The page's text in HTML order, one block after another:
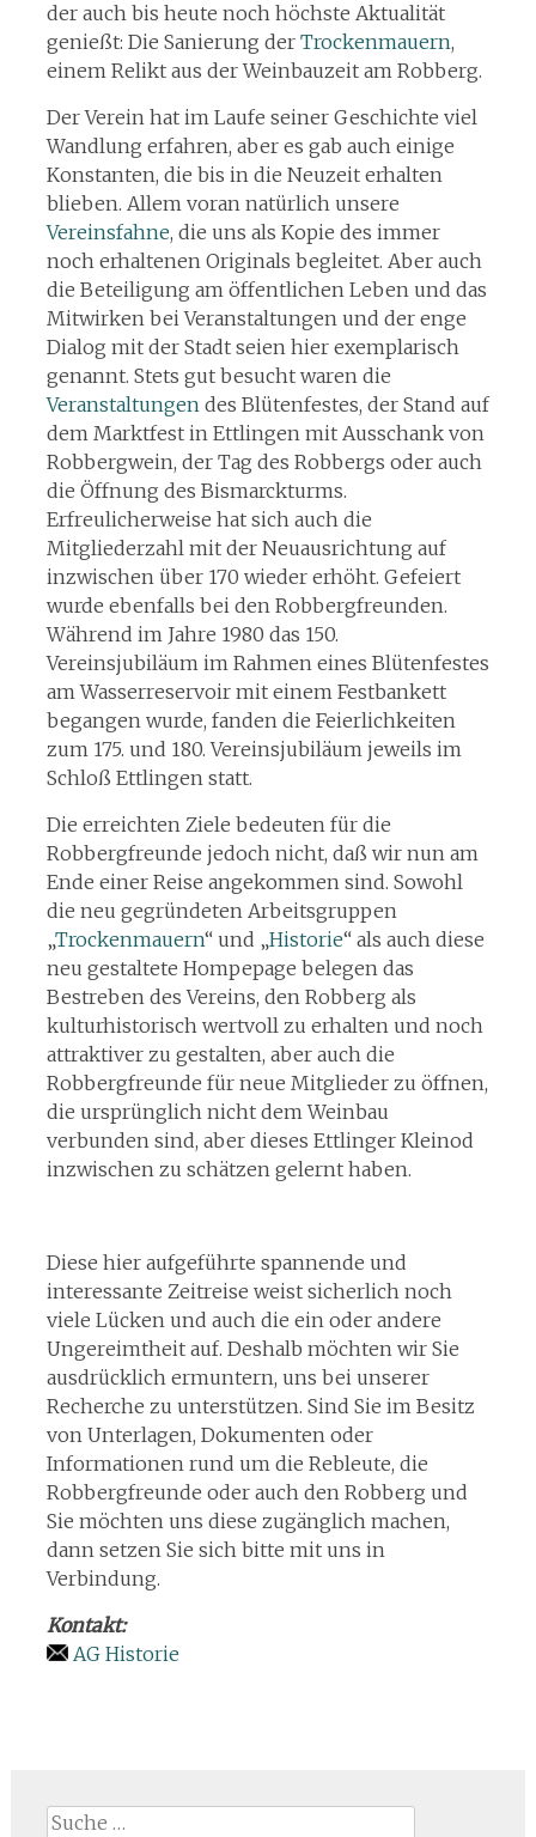
der auch bis heute noch höchste Aktualität
genießt: Die Sanierung der Trockenmauern,
einem Relikt aus der Weinbauzeit am Robberg.
Der Verein hat im Laufe seiner Geschichte viel
Wandlung erfahren, aber es gab auch einige
Konstanten, die bis in die Neuzeit erhalten
blieben. Allem voran natürlich unsere
Vereinsfahne, die uns als Kopie des immer
noch erhaltenen Originals begleitet. Aber auch
die Beteiligung am öffentlichen Leben und das
Mitwirken bei Veranstaltungen und der enge
Dialog mit der Stadt seien hier exemplarisch
genannt. Stets gut besucht waren die
Veranstaltungendes Blütenfestes, der Stand auf
dem Marktfest in Ettlingen mit Ausschank von
Robbergwein, der Tag des Robbergs oder auch
die Öffnung des Bismarckturms.
Erfreulicherweise hat sich auch die
Mitgliederzahl mit der Neuausrichtung auf
inzwischen über 170 wieder erhöht. Gefeiert
wurde ebenfalls bei den Robbergfreunden.
Während im Jahre 1980 das 150.
Vereinsjubiläum im Rahmen eines Blütenfestes
am Wasserreservoir mit einem Festbankett
begangen wurde, fanden die Feierlichkeiten
zum 175. und 180. Vereinsjubiläum jeweils im
Schloß Ettlingen statt.
Die erreichten Ziele bedeuten für die
Robbergfreunde jedoch nicht, daß wir nun am
Ende einer Reise angekommen sind. Sowohl
die neu gegründeten Arbeitsgruppen
„Trockenmauern“ und „Historie“ als auch diese
neu gestaltete Hompepage belegen das
Bestreben des Vereins, den Robberg als
kulturhistorisch wertvoll zu erhalten und noch
attraktiver zu gestalten, aber auch die
Robbergfreunde für neue Mitglieder zu öffnen,
die ursprünglich nicht dem Weinbau
verbunden sind, aber dieses Ettlinger Kleinod
inzwischen zu schätzen gelernt haben.
Diese hier aufgeführte spannende und
interessante Zeitreise weist sicherlich noch
viele Lücken und auch die ein oder andere
Ungereimtheit auf. Deshalb möchten wir Sie
ausdrücklich ermuntern, uns bei unserer
Recherche zu unterstützen. Sind Sie im Besitz
von Unterlagen, Dokumenten oder
Informationen rund um die Rebleute, die
Robbergfreunde oder auch den Robberg und
Sie möchten uns diese zugänglich machen,
dann setzen Sie sich bitte mit uns in
Verbindung.
Kontakt:
AG Historie
Suche